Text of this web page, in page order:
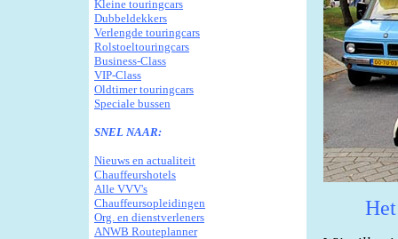
Kleine touringcars
Dubbeldekkers
Verlengde touringcars
Rolstoeltouringcars
Business-Class
VIP-Class
Oldtimer touringcars
Speciale bussen
SNEL NAAR:
Nieuws en actualiteit
Chauffeurshotels
Alle VVV's
Chauffeursopleidingen
Org. en dienstverleners
ANWB Routeplanner